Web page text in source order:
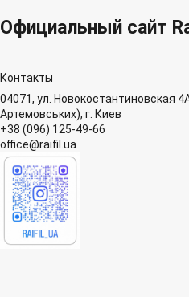
Официальный сайт
Контакты
04071, ул. Новокостантиновская
Артемовських), г. Киев
+38 (096) 125-49-66
office@raifil.ua